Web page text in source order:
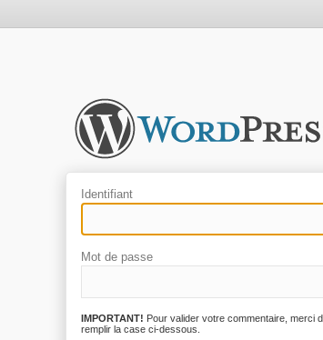
Identifiant
Mot de passe
IMPORTANT! Pour valider votre commentaire, merci
remplir la case ci-dessous.